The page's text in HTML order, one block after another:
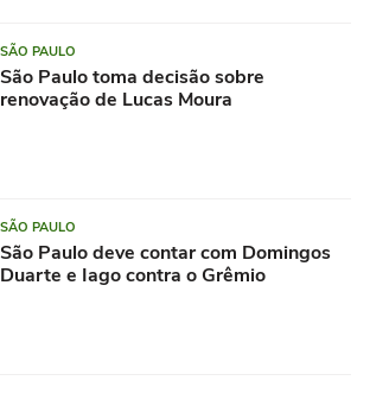
SÃO PAULO
São Paulo toma decisão sobre
renovação de Lucas Moura
SÃO PAULO
São Paulo deve contar com Domingos
Duarte e Iago contra o Grêmio